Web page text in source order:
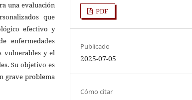
una evaluación
que
efectivo y
enfermedades
vulnerables y el
Su objetivo es
grave problema
PDF
Publicado
2025-07-05
Cómo citar